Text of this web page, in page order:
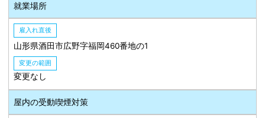
就業場所
雇入れ直後
山形県酒田市広野字福岡460番地の1
変更の範囲
変更なし
屋内の受動喫煙対策